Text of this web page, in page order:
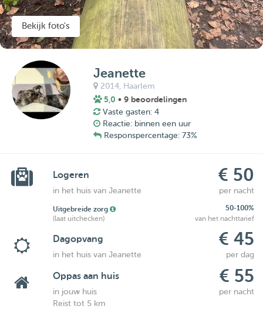
Bekijk foto's
Jeanette
2014, Haarlem
5,0 • 9 beoordelingen
Vaste gasten: 4
Reactie: binnen een uur
Responspercentage: 73%
Logeren € 50
in het huis van Jeanette per nacht
Uitgebreide zorg
50-100%
(laat uitchecken)
van het nachttarief
Dagopvang € 45
in het huis van Jeanette per dag
Oppas aan huis € 55
in jouw huis
per nacht
Reist tot 5 km